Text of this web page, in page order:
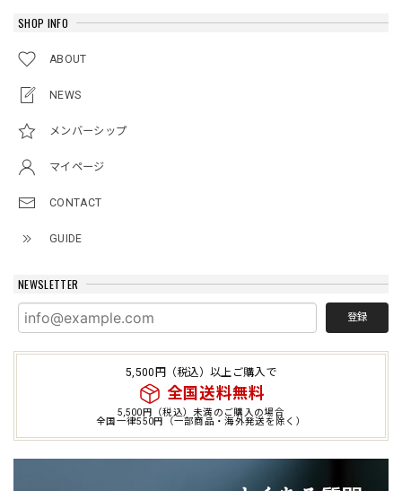
SHOP INFO
ABOUT
NEWS
メンバーシップ
マイページ
CONTACT
GUIDE
NEWSLETTER
登録
5,500円（税込）以上ご購入で
全国送料無料
5,500円（税込）未満のご購入の場合
全国一律550円（一部商品・海外発送を除く）